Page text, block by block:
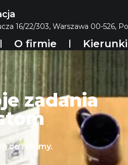
16/22/303, Warszawa 00-526,
O firmie Kierunki
zadania
co robimy.